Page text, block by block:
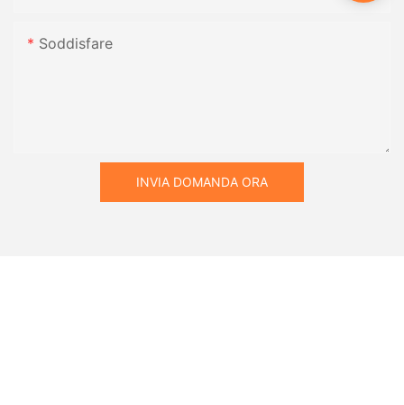
Soddisfare
INVIA DOMANDA ORA